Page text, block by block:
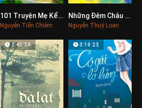
0101 Truyện Mẹ Kể Con Nghe
Nguyễn Tiến Chiêm
0
Những Đêm Châu Chấu
Nguyễn Thuý Loan
2:45:30 3:10:23